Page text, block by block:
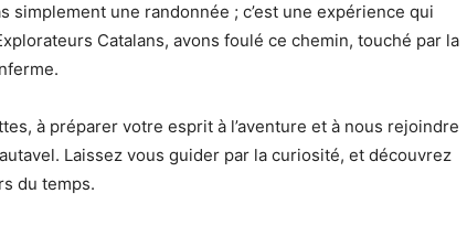
simplement une randonnée ; c’est une expérience qui
Catalans, avons foulé ce chemin, touché par la
à préparer votre esprit à l’aventure et à nous rejoindre
Laissez vous guider par la curiosité, et découvrez
du temps.